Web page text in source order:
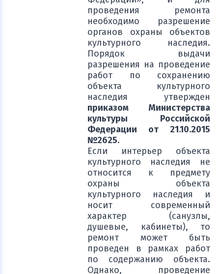
проведения ремонта
необходимо разрешение
органов охраны объектов
культурного наследия.
Порядок выдачи
разрешения на проведение
работ по сохранению
объекта культурного
наследия утвержден
приказом Министерства
культуры Российской
Федерации от 21.10.2015
№2625.
Если интерьер объекта
культурного наследия не
относится к предмету
охраны объекта
культурного наследия и
носит современный
характер (санузлы,
душевые, кабинеты), то
ремонт может быть
проведен в рамках работ
по содержанию объекта.
Однако, проведение